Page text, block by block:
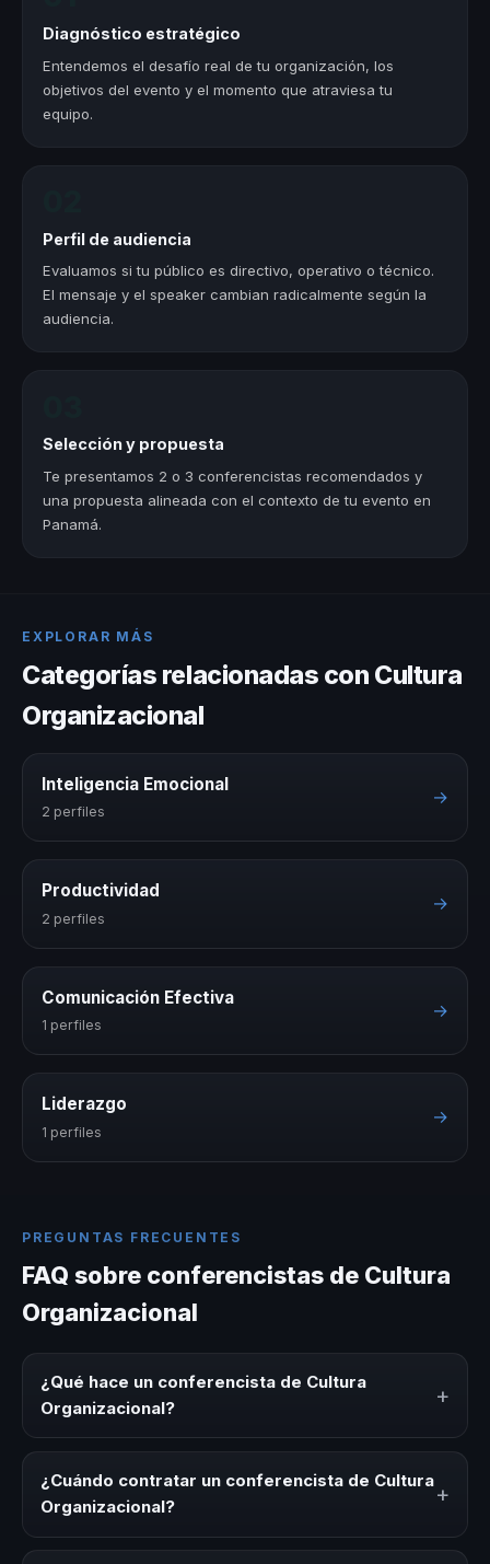
Diagnóstico estratégico
Entendemos el desafío real de tu organización, los
objetivos del evento y el momento que atraviesa tu
equipo.
Perfil de audiencia
Evaluamos si tu público es directivo, operativo o técnico.
El mensaje y el speaker cambian radicalmente según la
audiencia.
Selección y propuesta
Te presentamos 2 o 3 conferencistas recomendados y
una propuesta alineada con el contexto de tu evento en
Panamá.
EXPLORAR MÁS
Categorías relacionadas con Cultura
Organizacional
Inteligencia Emocional
2 perfiles
→
Productividad
2 perfiles
→
Comunicación Efectiva
1 perfiles
→
Liderazgo
1 perfiles
→
PREGUNTAS FRECUENTES
FAQ sobre conferencistas de Cultura
Organizacional
¿Qué hace un conferencista de Cultura
Organizacional?
+
experto que comparte conocimiento, estrategias y
experiencias sobre este tema en eventos corporativos,
convenciones y seminarios. Su objetivo es generar
reflexión, inspiración y herramientas aplicables para la
¿Cuándo contratar un conferencista de Cultura
Organizacional?
+